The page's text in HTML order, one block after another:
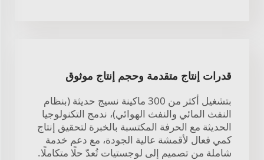
قدرات إنتاج متقدمة وحجم إنتاج موثوق
بتشغيل أكثر من 300 ماكينة نسيج حديثة (بنظام
النفث المائي والنفث الهوائي)، ندمج التكنولوجيا
الحديثة مع الحرفة المكتسبة بالخبرة لتحقيق إنتاج
كمي فعال لأقمشة عالية الجودة، مع دعم خدمة
شاملة من تصميم إلى لوجستيات تُعدّ حلًا متكاملًا.